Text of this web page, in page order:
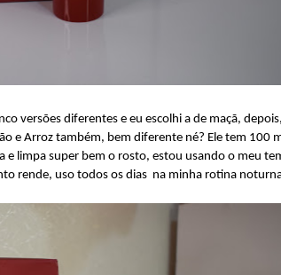
versões diferentes e eu escolhi a de maçã,
e Arroz também, bem diferente né? Ele tem 100
e limpa super bem o rosto, estou usando o meu
rende, uso todos os dias na minha rotina